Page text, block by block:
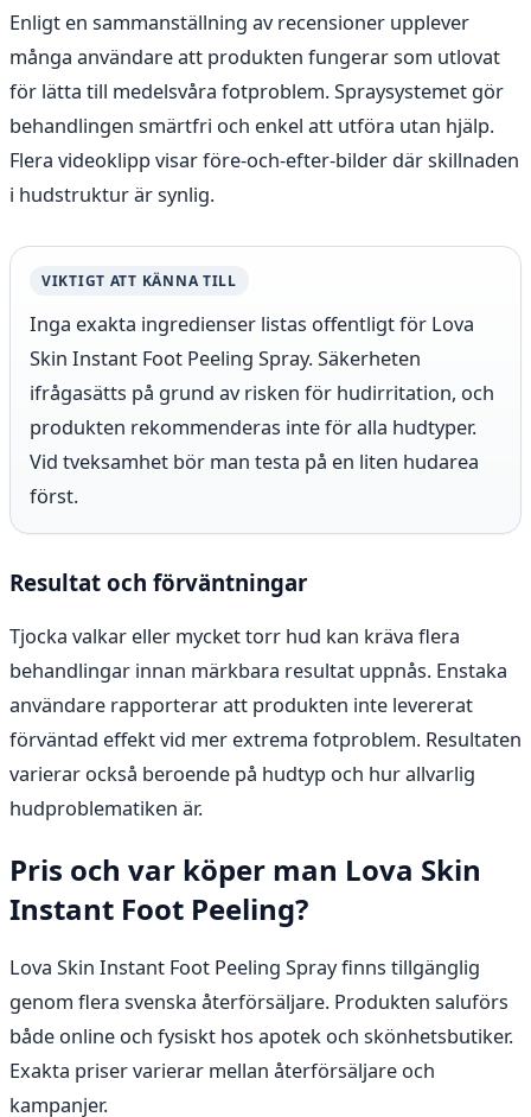
Enligt en sammanställning av recensioner upplever
många användare att produkten fungerar som utlovat
för lätta till medelsvåra fotproblem. Spraysystemet gör
behandlingen smärtfri och enkel att utföra utan hjälp.
Flera videoklipp visar före-och-efter-bilder där skillnaden
i hudstruktur är synlig.
VIKTIGT ATT KÄNNA TILL
Inga exakta ingredienser listas offentligt för Lova
Skin Instant Foot Peeling Spray. Säkerheten
ifrågasätts på grund av risken för hudirritation, och
produkten rekommenderas inte för alla hudtyper.
Vid tveksamhet bör man testa på en liten hudarea
först.
Resultat och förväntningar
Tjocka valkar eller mycket torr hud kan kräva flera
behandlingar innan märkbara resultat uppnås. Enstaka
användare rapporterar att produkten inte levererat
förväntad effekt vid mer extrema fotproblem. Resultaten
varierar också beroende på hudtyp och hur allvarlig
hudproblematiken är.
Pris och var köper man Lova Skin
Instant Foot Peeling?
Lova Skin Instant Foot Peeling Spray finns tillgänglig
genom flera svenska återförsäljare. Produkten saluförs
både online och fysiskt hos apotek och skönhetsbutiker.
Exakta priser varierar mellan återförsäljare och
kampanjer.